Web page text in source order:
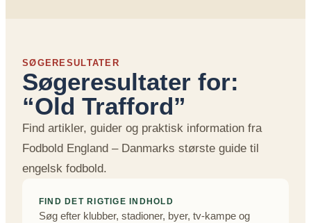
SØGERESULTATER
Søgeresultater for:
“Old Trafford”
Find artikler, guider og praktisk information fra
Fodbold England – Danmarks største guide til
engelsk fodbold.
FIND DET RIGTIGE INDHOLD
Søg efter klubber, stadioner, byer, tv-kampe og